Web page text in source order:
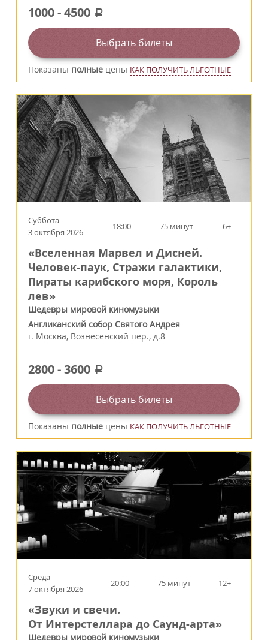
1000-4500 a
Выбрать билеты
Показаны полные цены КАК ПОЛУЧИТЬ ЛЬГОТНЫЕ
Суббота
3 октября 2026
18:00 75 минут 6+
«Вселенная Марвел и Дисней.
Человек‑паук, Стражи галактики,
Пираты карибского моря, Король
лев»
Шедевры мировой киномузыки
Англиканский собор Святого Андрея
г. Москва, Вознесенский пер., д.8
2800-3600 a
Выбрать билеты
Показаны полные цены КАК ПОЛУЧИТЬ ЛЬГОТНЫЕ
Среда
7 октября 2026
20:00 75 минут 12+
«Звуки и свечи.
От Интерстеллара до Саунд-арта»
Шедевры мировой киномузыки